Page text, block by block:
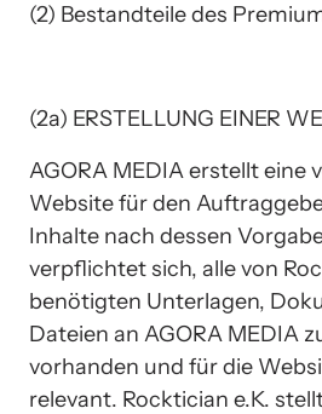
(2) Bestandteile des
(2a) ERSTELLUNG EINER
AGORA MEDIA erstellt eine
Website für den
Inhalte nach dessen
verpflichtet sich, alle von
benötigten Unterlagen,
Dateien an AGORA MEDIA
vorhanden und für die
relevant. Rocktician e.K.